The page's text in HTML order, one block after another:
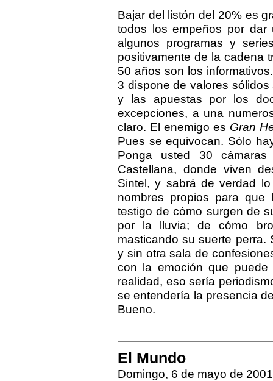
Bajar del listón del 20% es
todos los empeños por
algunos programas y
positivamente de la cadena
50 años son los
3 dispone de valores
y las apuestas por los
excepciones, a una
claro. El enemigo es Gran
Pues se equivocan. Sólo
Ponga usted 30
Castellana, donde viven
Sintel, y sabrá de verdad
nombres propios para
testigo de cómo surgen de
por la lluvia; de cómo
masticando su suerte perra.
y sin otra sala de
con la emoción que
realidad, eso sería
se entendería la presencia
Bueno.
El Mundo
Domingo, 6 de mayo de 2001